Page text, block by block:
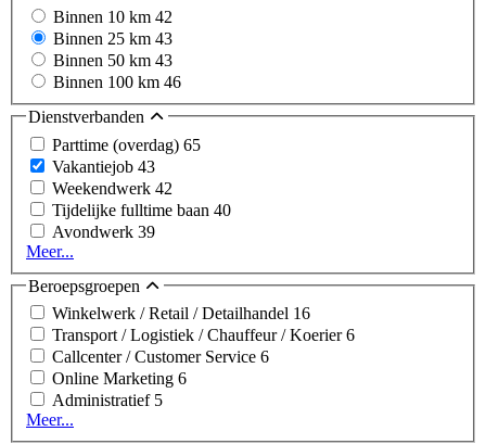
Binnen 10 km 42
Binnen 25 km 43
Binnen 50 km 43
Binnen 100 km 46
Dienstverbanden
Parttime (overdag) 65
Vakantiejob 43
Weekendwerk 42
Tijdelijke fulltime baan 40
Avondwerk 39
Meer...
Beroepsgroepen
Winkelwerk / Retail / Detailhandel 16
Transport / Logistiek / Chauffeur / Koerier6
Callcenter / Customer Service 6
Online Marketing 6
Administratief 5
Meer...